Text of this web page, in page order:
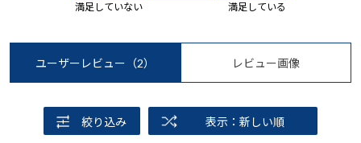
満足していない
満足している
ユーザーレビュー （2） レビュー画像
絞り込み 表示：新しい順